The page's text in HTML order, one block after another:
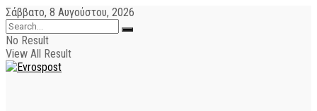
Σάββατο, 8 Αυγούστου, 2026
No Result
View All Result